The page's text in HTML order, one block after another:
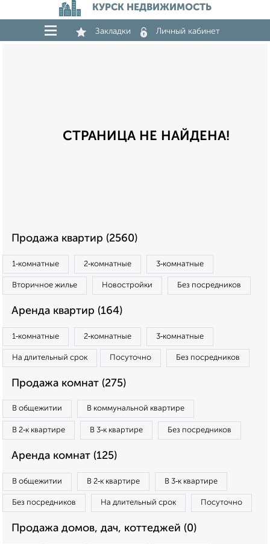
КУРСК НЕДВИЖИМОСТЬ
Закладки Личный кабинет
СТРАНИЦА НЕ НАЙДЕНА!
Продажа квартир (2560)
1‑комнатные 2‑комнатные 3‑комнатные
Вторичное жилье Новостройки Без посредников
Аренда квартир (164)
1‑комнатные 2‑комнатные 3‑комнатные
На длительный срок Посуточно Без посредников
Продажа комнат (275)
В общежитии В коммунальной квартире
В 2‑к квартире В 3‑к квартире Без посредников
Аренда комнат (125)
В общежитии В 2‑к квартире В 3‑к квартире
Без посредников На длительный срок Посуточно
Продажа домов, дач, коттеджей (0)